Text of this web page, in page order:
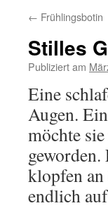
springen
← Frühlingsbotin
Stilles
Publiziert am
Eine
Augen.
möchte
klopfen
endlich